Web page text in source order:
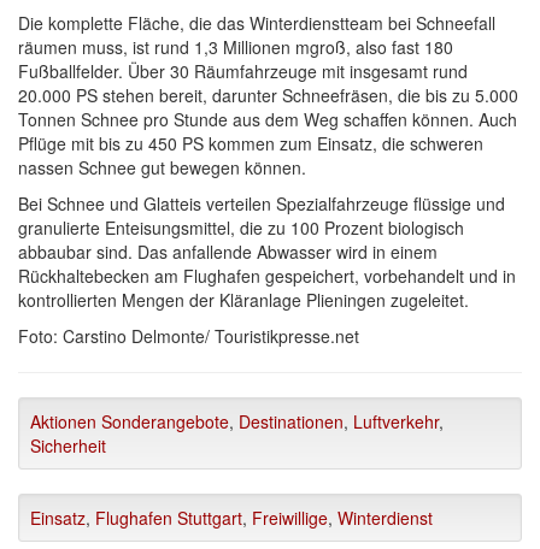
Die komplette Fläche, die das Winterdienstteam bei Schneefall
räumen muss, ist rund 1,3 Millionen mgroß, also fast 180
Fußballfelder. Über 30 Räumfahrzeuge mit insgesamt rund
20.000 PS stehen bereit, darunter Schneefräsen, die bis zu 5.000
Tonnen Schnee pro Stunde aus dem Weg schaffen können. Auch
Pflüge mit bis zu 450 PS kommen zum Einsatz, die schweren
nassen Schnee gut bewegen können.
Bei Schnee und Glatteis verteilen Spezialfahrzeuge flüssige und
granulierte Enteisungsmittel, die zu 100 Prozent biologisch
abbaubar sind. Das anfallende Abwasser wird in einem
Rückhaltebecken am Flughafen gespeichert, vorbehandelt und in
kontrollierten Mengen der Kläranlage Plieningen zugeleitet.
Foto: Carstino Delmonte/ Touristikpresse.net
Aktionen Sonderangebote, Destinationen, Luftverkehr,
Sicherheit
Einsatz, Flughafen Stuttgart, Freiwillige, Winterdienst